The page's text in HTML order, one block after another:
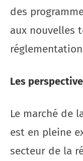
des
aux nouvelles
Les
Le marché de
est en pleine
secteur de la